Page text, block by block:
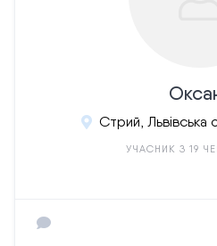
Стрий, Львівська
УЧАСНИК З 19